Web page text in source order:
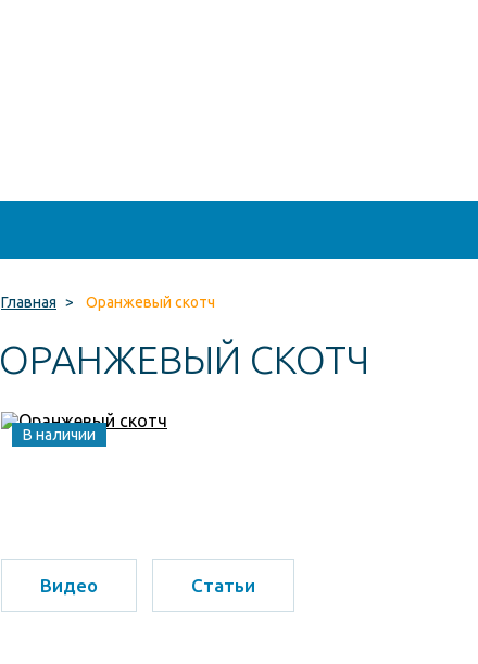
Главная > Оранжевый скотч
ОРАНЖЕВЫЙ СКОТЧ
В наличии
Видео Статьи